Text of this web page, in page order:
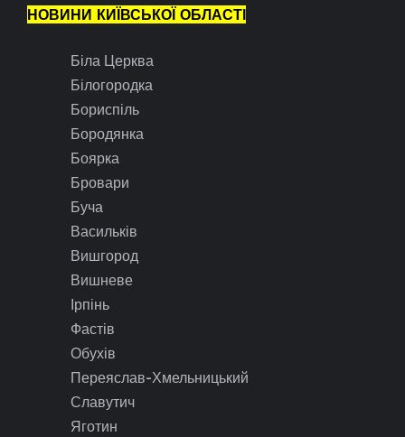
НОВИНИ КИЇВСЬКОЇ ОБЛАСТІ
Біла Церква
Білогородка
Бориспіль
Бородянка
Боярка
Бровари
Буча
Васильків
Вишгород
Вишневе
Ірпінь
Фастів
Обухів
Переяслав-Хмельницький
Славутич
Яготин